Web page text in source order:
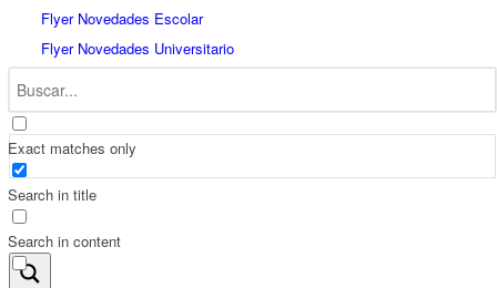
Flyer Novedades Escolar
Flyer Novedades Universitario
Exact matches only
Search in title
Search in content